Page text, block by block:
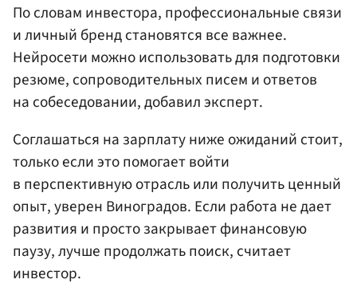
По словам инвестора, профессиональные связи
и личный бренд становятся все важнее.
Нейросети можно использовать для подготовки
резюме, сопроводительных писем и ответов
на собеседовании, добавил эксперт.
Соглашаться на зарплату ниже ожиданий стоит,
только если это помогает войти
в перспективную отрасль или получить ценный
опыт, уверен Виноградов. Если работа не дает
развития и просто закрывает финансовую
паузу, лучше продолжать поиск, считает
инвестор.